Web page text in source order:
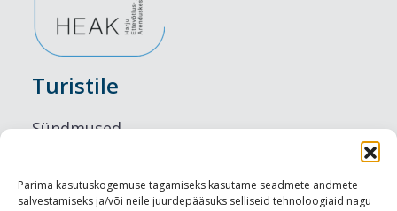
Parima kasutuskogemuse tagamiseks kasutame seadmete andmete
salvestamiseks ja/või neile juurdepääsuks selliseid tehnoloogiaid nagu
Turistile
Sündmused